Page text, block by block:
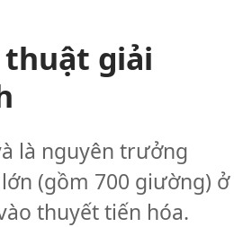
thuật giải
là nguyên trưởng
(gồm 700 giường) ở
thuyết tiến hóa.